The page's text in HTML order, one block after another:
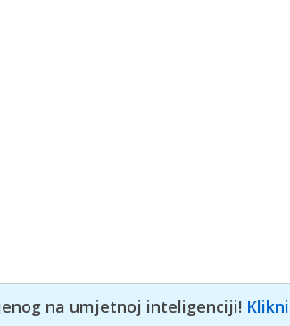
na umjetnoj inteligenciji!